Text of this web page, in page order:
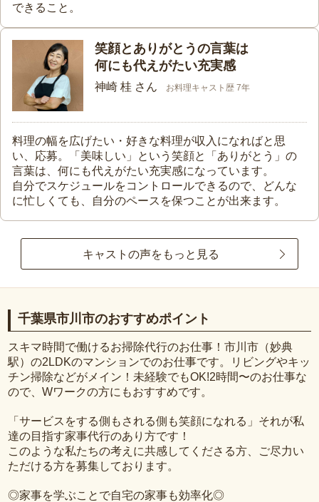
できること。
笑顔とありがとうの言葉は
何にも代えがたい充実感
神崎 桂 さん お料理キャスト歴 7年
料理の幅を広げたい・好きな料理が収入になればと思
い、応募。「美味しい」という笑顔と「ありがとう」の
言葉は、何にも代えがたい充実感になっています。
自分でスケジュールをコントロールできるので、どんな
に忙しくても、自分のペースを保つことが出来ます。
キャストの声をもっと見る
千葉県市川市のおすすめポイント
スキマ時間で働けるお掃除代行のお仕事！市川市（妙典
駅）の2LDKのマンションでのお仕事です。リビングやキッ
チン掃除などがメイン！未経験でもOK!2時間〜のお仕事な
ので、Wワークの方にもおすすめです。
「サービスをする側もされる側も笑顔になれる」それが私
達の目指す家事代行のあり方です！
このような私たちの考えに共感してくださる方、ご尽力い
ただける方を募集しております。
◎家事を学ぶことで自宅の家事も効率化◎